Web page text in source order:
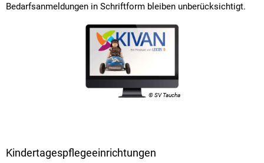
Bedarfsanmeldungen in Schriftform bleiben unberücksichtigt.
© SV Taucha
Kindertagespflegeeinrichtungen